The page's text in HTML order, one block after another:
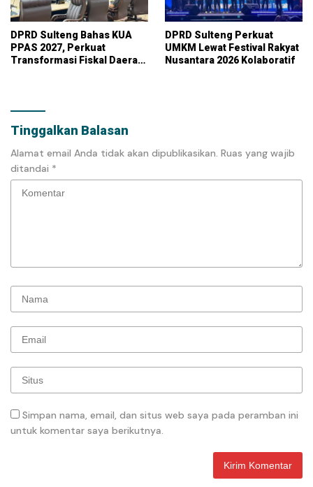
DPRD Sulteng Bahas KUA
PPAS 2027, Perkuat
Transformasi Fiskal Daerah
DPRD Sulteng Perkuat
UMKM Lewat Festival Rakyat
Nusantara 2026 Kolaboratif
Tinggalkan Balasan
Alamat email Anda tidak akan dipublikasikan. Ruas yang wajib
ditandai *
Simpan nama, email, dan situs web saya pada peramban ini
untuk komentar saya berikutnya.